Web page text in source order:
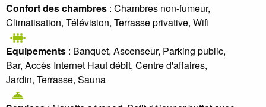
Confort des chambres : Chambres non-fumeur,
Climatisation, Télévision, Terrasse privative, Wifi
Equipements : Banquet, Ascenseur, Parking public,
Bar, Accès Internet Haut débit, Centre d'affaires,
Jardin, Terrasse, Sauna